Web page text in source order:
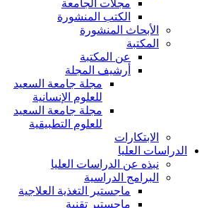
مجلات الجامعة
الكتب المنشورة
الأبحاث المنشورة
المكتبة
عن المكتبة
أرشيف المجلة
مجلة جامعة السعيد
للعلوم الإنسانية
مجلة جامعة السعيد
للعلوم التطبيقية
الابتكارات
الدراسات العليا
نبذه عن الدراسات العليا
البرامج الدراسية
ماجستير التغذية العلاجية
ماجستير تقنية